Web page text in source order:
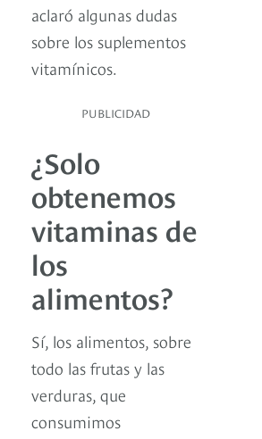
aclaró algunas dudas
sobre los suplementos
vitamínicos.
PUBLICIDAD
¿Solo
obtenemos
vitaminas de
los
alimentos?
Sí, los alimentos, sobre
todo las frutas y las
verduras, que
consumimos